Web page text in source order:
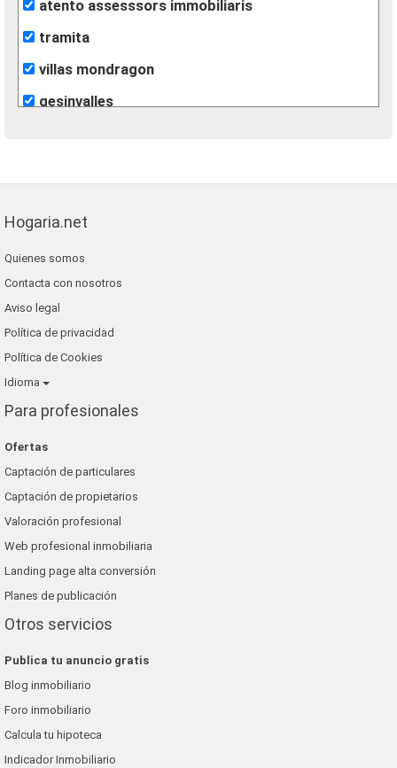
atento assesssors immobiliaris
tramita
villas mondragon
gesinvalles
lunallar
blaneshouse s.l.
grup 90
Hogaria.net
Quienes somos
Contacta con nosotros
Aviso legal
Política de privacidad
Política de Cookies
Idioma
Para profesionales
Ofertas
Captación de particulares
Captación de propietarios
Valoración profesional
Web profesional inmobiliaria
Landing page alta conversión
Planes de publicación
Otros servicios
Publica tu anuncio gratis
Blog inmobiliario
Foro inmobiliario
Calcula tu hipoteca
Indicador Inmobiliario